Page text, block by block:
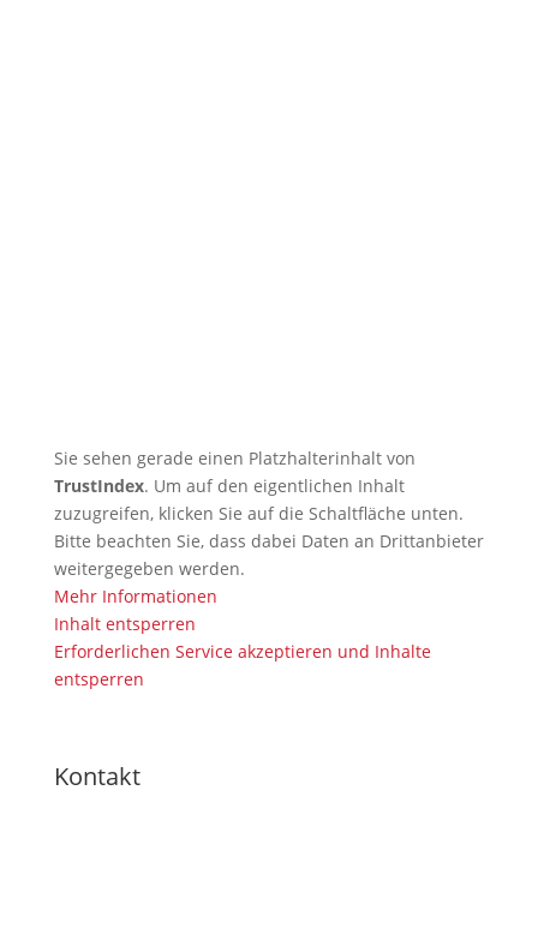
Sie sehen gerade einen Platzhalterinhalt von
TrustIndex. Um auf den eigentlichen Inhalt
zuzugreifen, klicken Sie auf die Schaltfläche unten.
Bitte beachten Sie, dass dabei Daten an Drittanbieter
weitergegeben werden.
Mehr Informationen
Inhalt entsperren
Erforderlichen Service akzeptieren und Inhalte
entsperren
Kontakt